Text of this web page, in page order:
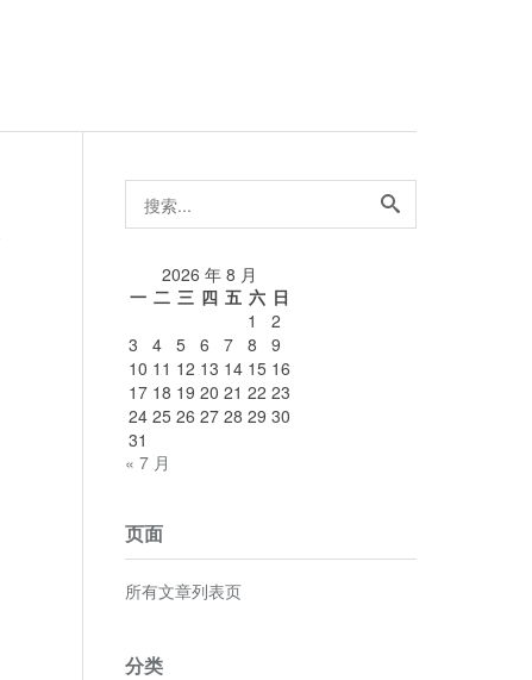
搜
索...
2026 年 8 月
一 二 三 四 五 六 日
1
2
3
4 5 6 7 8
9
10 11 12 13 14 15 16
17 18 19 20 21 22 23
24 25 26 27 28 29 30
31
« 7 月
页面
所有文章列表页
分类